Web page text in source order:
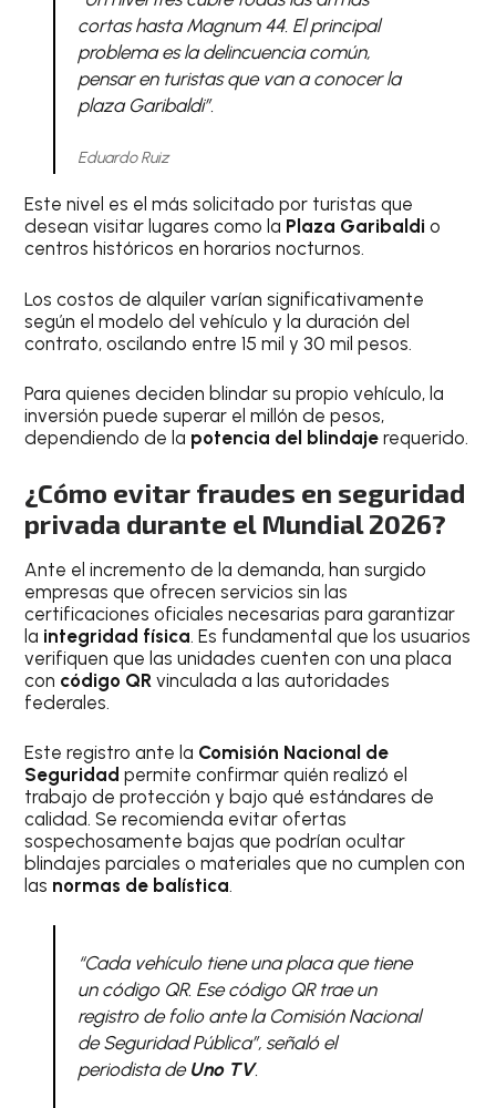
cortas hasta Magnum 44. El principal
problema es la delincuencia común,
pensar en turistas que van a conocer la
plaza Garibaldi”.
Eduardo Ruiz
Este nivel es el más solicitado por turistas que
desean visitar lugares como la Plaza Garibaldi o
centros históricos en horarios nocturnos.
Los costos de alquiler varían significativamente
según el modelo del vehículo y la duración del
contrato, oscilando entre 15 mil y 30 mil pesos.
Para quienes deciden blindar su propio vehículo, la
inversión puede superar el millón de pesos,
dependiendo de la potencia del blindaje requerido.
¿Cómo evitar fraudes en seguridad
privada durante el Mundial 2026?
Ante el incremento de la demanda, han surgido
empresas que ofrecen servicios sin las
certificaciones oficiales necesarias para garantizar
la integridad física. Es fundamental que los usuarios
verifiquen que las unidades cuenten con una placa
con código QR vinculada a las autoridades
federales.
Este registro ante la Comisión Nacional de
Seguridad permite confirmar quién realizó el
trabajo de protección y bajo qué estándares de
calidad. Se recomienda evitar ofertas
sospechosamente bajas que podrían ocultar
blindajes parciales o materiales que no cumplen con
las normas de balística.
“Cada vehículo tiene una placa que tiene
un código QR. Ese código QR trae un
registro de folio ante la Comisión Nacional
de Seguridad Pública”, señaló el
periodista de Uno TV.